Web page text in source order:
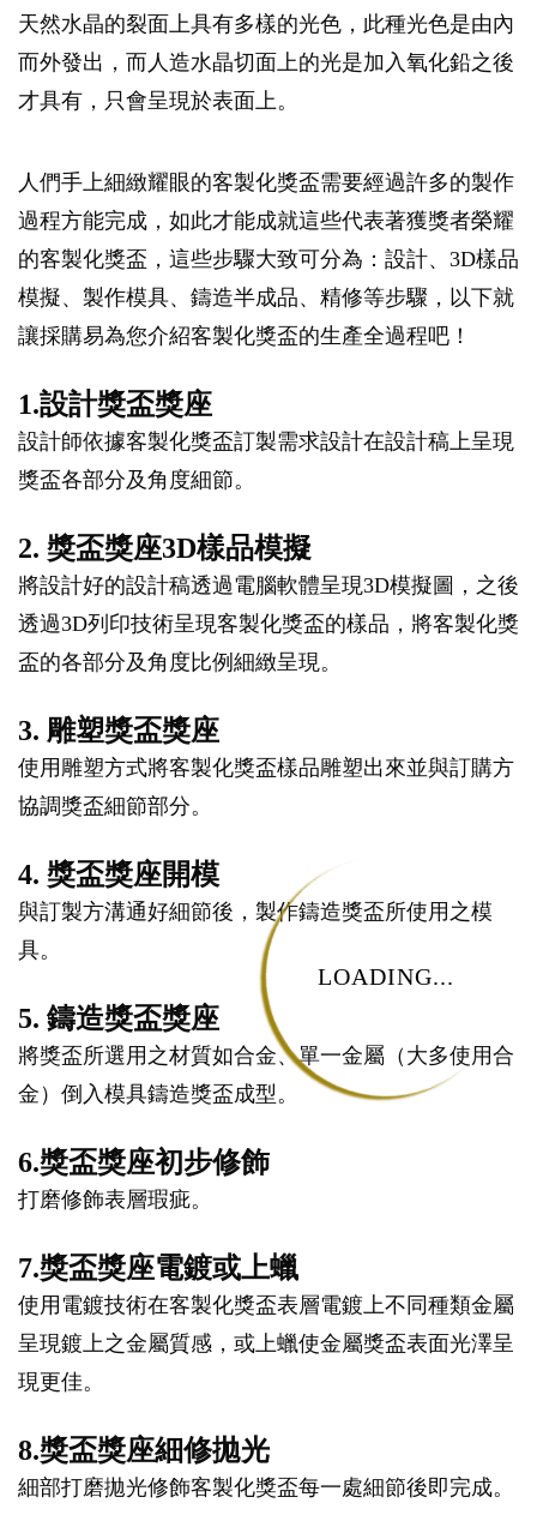
LOADING...
天然水晶的裂面上具有多樣的光色，此種光色是由內
而外發出，而人造水晶切面上的光是加入氧化鉛之後
才具有，只會呈現於表面上。
人們手上細緻耀眼的客製化獎盃需要經過許多的製作
過程方能完成，如此才能成就這些代表著獲獎者榮耀
的客製化獎盃，這些步驟大致可分為：設計、3D樣品
模擬、製作模具、鑄造半成品、精修等步驟，以下就
讓採購易為您介紹客製化獎盃的生產全過程吧！
1.設計獎盃獎座
設計師依據客製化獎盃訂製需求設計在設計稿上呈現
獎盃各部分及角度細節。
2. 獎盃獎座3D樣品模擬
將設計好的設計稿透過電腦軟體呈現3D模擬圖，之後
透過3D列印技術呈現客製化獎盃的樣品，將客製化獎
盃的各部分及角度比例細緻呈現。
3. 雕塑獎盃獎座
使用雕塑方式將客製化獎盃樣品雕塑出來並與訂購方
協調獎盃細節部分。
4. 獎盃獎座開模
與訂製方溝通好細節後，製作鑄造獎盃所使用之模
具。
5. 鑄造獎盃獎座
將獎盃所選用之材質如合金、單一金屬（大多使用合
金）倒入模具鑄造獎盃成型。
6.獎盃獎座初步修飾
打磨修飾表層瑕疵。
7.獎盃獎座電鍍或上蠟
使用電鍍技術在客製化獎盃表層電鍍上不同種類金屬
呈現鍍上之金屬質感，或上蠟使金屬獎盃表面光澤呈
現更佳。
8.獎盃獎座細修拋光
細部打磨拋光修飾客製化獎盃每一處細節後即完成。